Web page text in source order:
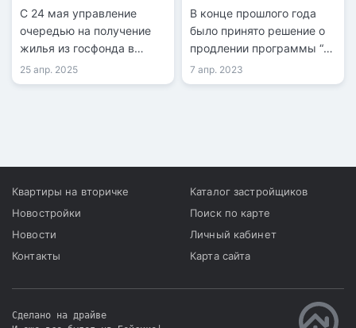
Казахстане
С 24 мая управление
очередью на получение
жилья из госфонда в
Казахстане будет
передано «Отбасы
25 апр. 2025
финансирования
В конце прошлого года
было принято решение о
продлении программы “7-
20-25”, до 2029 года в
Казахстане. Тем не
в год, что составляет 25
млрд тенге
ежеквартально.
7 апр. 2023
Квартиры на вторичке
Новостройки
Новости
Контакты
Каталог застройщиков
Поиск по карте
Личный кабинет
Карта сайта
Сделано на драйве